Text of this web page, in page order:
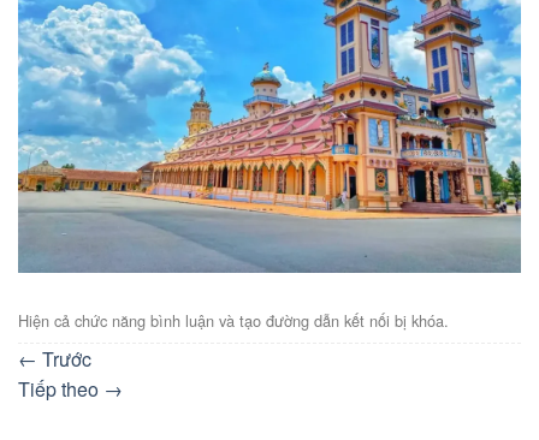
Hiện cả chức năng bình luận và tạo đường dẫn kết nối bị khóa.
← Trước
Tiếp theo →